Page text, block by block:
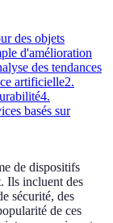
des objets
d'amélioration
des tendances
artificielle2.
4.
basés sur
de dispositifs
Ils incluent des
sécurité, des
de ces